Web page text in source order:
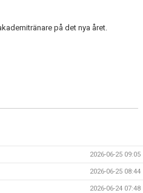
på det nya året.
2026-06-25 09:05
2026-06-25 08:44
2026-06-24 07:48